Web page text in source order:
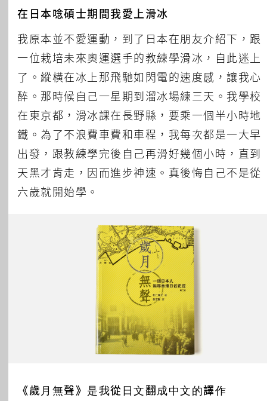
在日本唸碩士期間我愛上滑冰
我原本並不愛運動，到了日本在朋友介紹下，跟
一位栽培未來奧運選手的教練學滑冰，自此迷上
了。縱橫在冰上那飛馳如閃電的速度感，讓我心
醉。那時候自己一星期到溜冰場練三天。我學校
在東京都，滑冰課在長野縣，要乘一個半小時地
鐵。為了不浪費車費和車程，我每次都是一大早
出發，跟教練學完後自己再滑好幾個小時，直到
天黑才肯走，因而進步神速。真後悔自己不是從
六歲就開始學。
《歲月無聲》是我從日文翻成中文的譯作